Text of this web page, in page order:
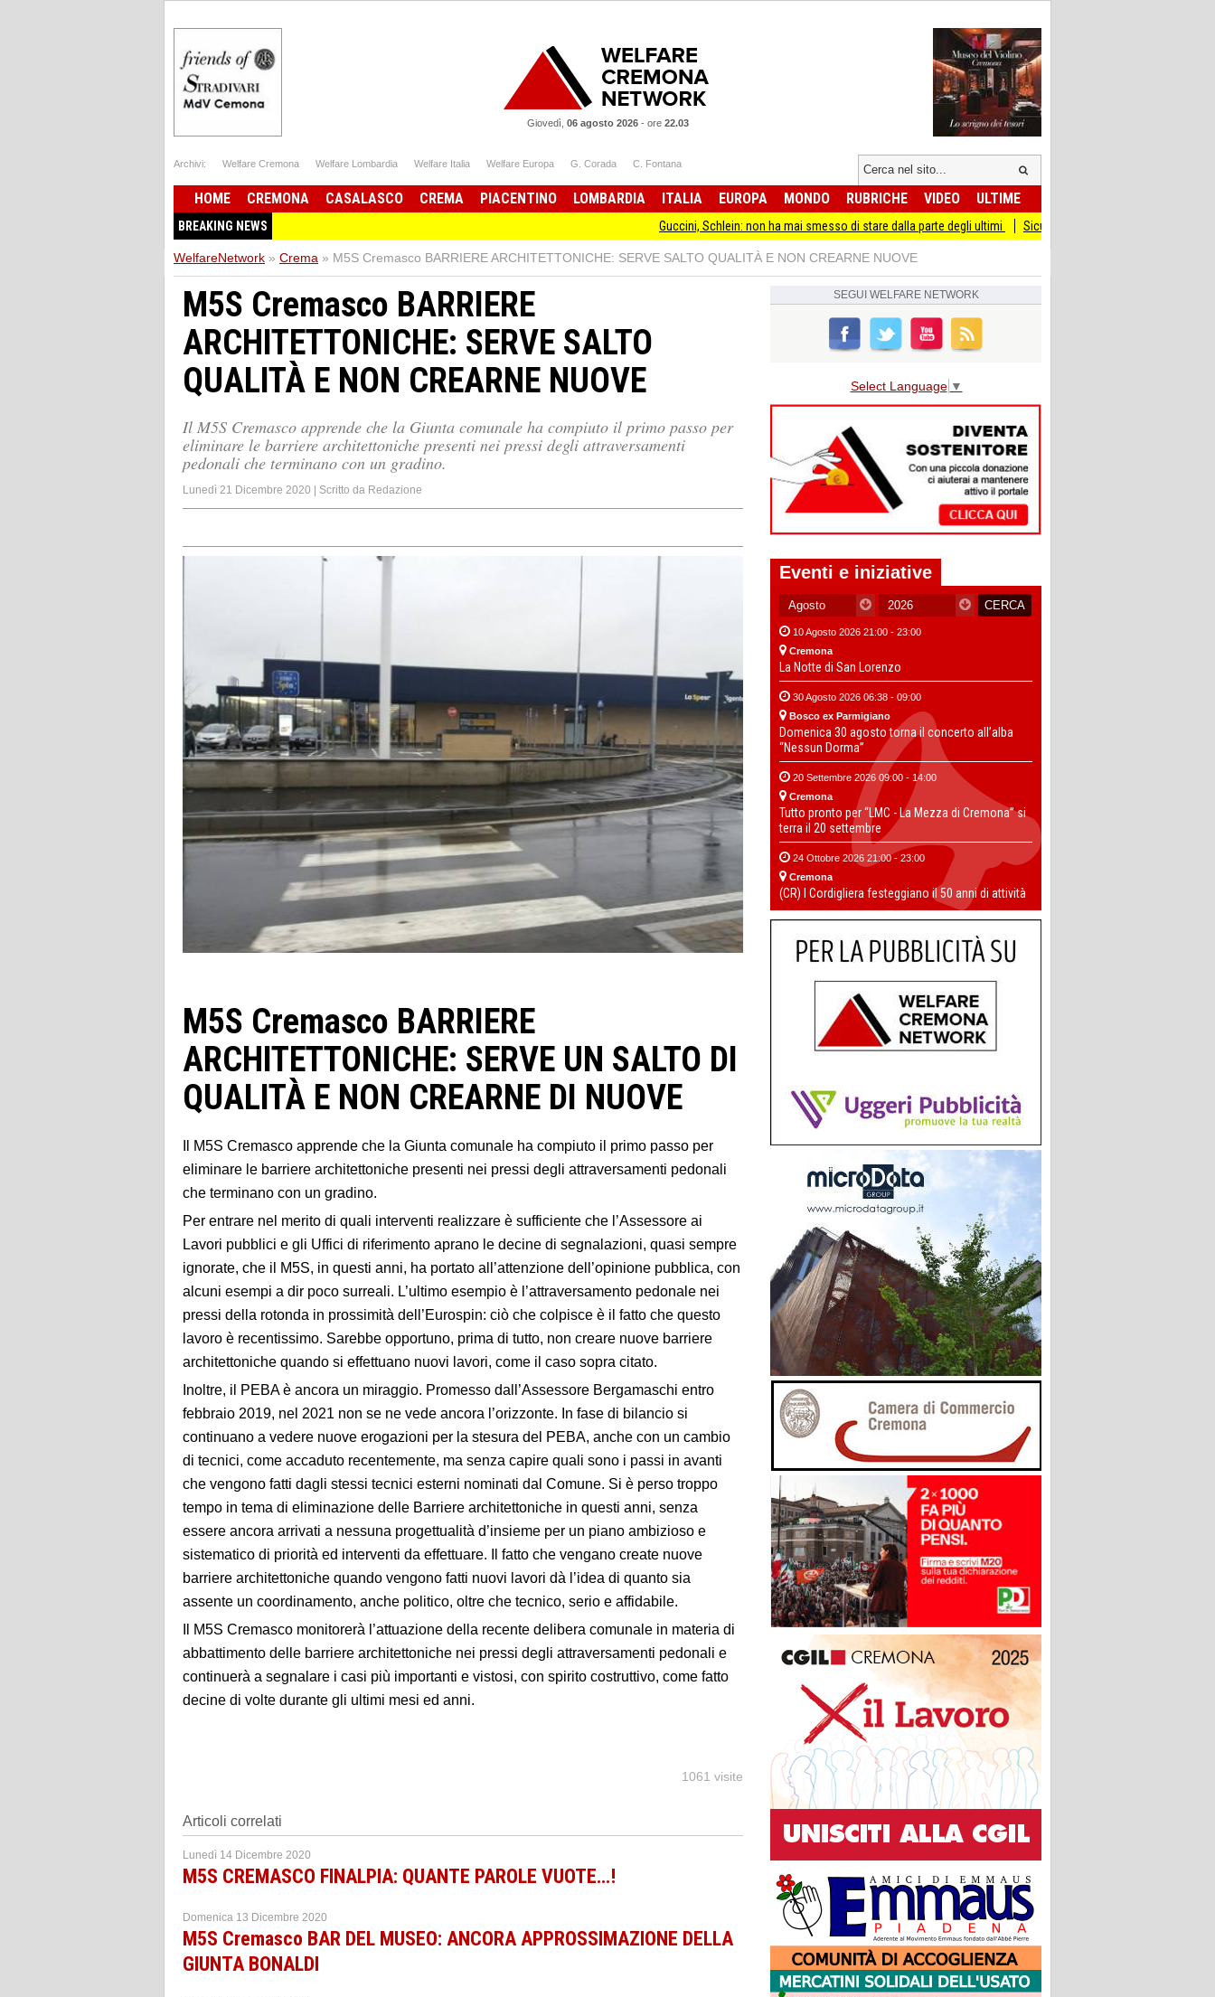
Giovedì, 06 agosto 2026- ore 22.03
Archivi: Welfare Cremona Welfare Lombardia Welfare Italia Welfare Europa G. Corada C. Fontana
HOME CREMONA CASALASCO CREMA PIACENTINO LOMBARDIA ITALIA EUROPA MONDO RUBRICHE VIDEO ULTIME
BREAKING NEWS Guccini, Schlein: non ha mai smesso di stare dalla parte degli ultimi Sicurezza I Giovani Democratici ribattono ai
WelfareNetwork » Crema » M5S Cremasco BARRIERE ARCHITETTONICHE: SERVE SALTO QUALITÀ E NON CREARNE NUOVE
M5S Cremasco BARRIERE
ARCHITETTONICHE: SERVE SALTO
QUALITÀ E NON CREARNE NUOVE
Il M5S Cremasco apprende che la Giunta comunale ha compiuto il primo passo per
eliminare le barriere architettoniche presenti nei pressi degli attraversamenti
pedonali che terminano con un gradino.
Lunedì 21 Dicembre 2020 | Scritto da Redazione
M5S Cremasco BARRIERE
ARCHITETTONICHE: SERVE UN SALTO DI
QUALITÀ E NON CREARNE DI NUOVE
Il M5S Cremasco apprende che la Giunta comunale ha compiuto il primo passo per
eliminare le barriere architettoniche presenti nei pressi degli attraversamenti pedonali
che terminano con un gradino.
Per entrare nel merito di quali interventi realizzare è sufficiente che l’Assessore ai
Lavori pubblici e gli Uffici di riferimento aprano le decine di segnalazioni, quasi sempre
ignorate, che il M5S, in questi anni, ha portato all’attenzione dell’opinione pubblica, con
alcuni esempi a dir poco surreali. L’ultimo esempio è l’attraversamento pedonale nei
pressi della rotonda in prossimità dell’Eurospin: ciò che colpisce è il fatto che questo
lavoro è recentissimo. Sarebbe opportuno, prima di tutto, non creare nuove barriere
architettoniche quando si effettuano nuovi lavori, come il caso sopra citato.
Inoltre, il PEBA è ancora un miraggio. Promesso dall’Assessore Bergamaschi entro
febbraio 2019, nel 2021 non se ne vede ancora l’orizzonte. In fase di bilancio si
continuano a vedere nuove erogazioni per la stesura del PEBA, anche con un cambio
di tecnici, come accaduto recentemente, ma senza capire quali sono i passi in avanti
che vengono fatti dagli stessi tecnici esterni nominati dal Comune. Si è perso troppo
tempo in tema di eliminazione delle Barriere architettoniche in questi anni, senza
essere ancora arrivati a nessuna progettualità d’insieme per un piano ambizioso e
sistematico di priorità ed interventi da effettuare. Il fatto che vengano create nuove
barriere architettoniche quando vengono fatti nuovi lavori dà l’idea di quanto sia
assente un coordinamento, anche politico, oltre che tecnico, serio e affidabile.
Il M5S Cremasco monitorerà l’attuazione della recente delibera comunale in materia di
abbattimento delle barriere architettoniche nei pressi degli attraversamenti pedonali e
continuerà a segnalare i casi più importanti e vistosi, con spirito costruttivo, come fatto
decine di volte durante gli ultimi mesi ed anni.
1061 visite
Articoli correlati
Lunedì 14 Dicembre 2020
M5S CREMASCO FINALPIA: QUANTE PAROLE VUOTE…!
Domenica 13 Dicembre 2020
M5S Cremasco BAR DEL MUSEO: ANCORA APPROSSIMAZIONE DELLA
GIUNTA BONALDI
SEGUI WELFARE NETWORK
Select Language ▼
Eventi e iniziative
10 Agosto 2026 21:00 - 23:00
Cremona
La Notte di San Lorenzo
30 Agosto 2026 06:38 - 09:00
Bosco ex Parmigiano
Domenica 30 agosto torna il concerto all’alba
“Nessun Dorma”
20 Settembre 2026 09:00 - 14:00
Cremona
Tutto pronto per “LMC - La Mezza di Cremona” si
terra il 20 settembre
24 Ottobre 2026 21:00 - 23:00
Cremona
(CR) I Cordigliera festeggiano il 50 anni di attività